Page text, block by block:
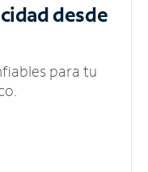
desde
para tu